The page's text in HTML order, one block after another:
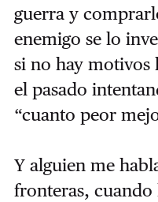
guerra y
enemigo se lo
si no hay motivos
el pasado
“cuanto peor
Y alguien me
fronteras, cuando